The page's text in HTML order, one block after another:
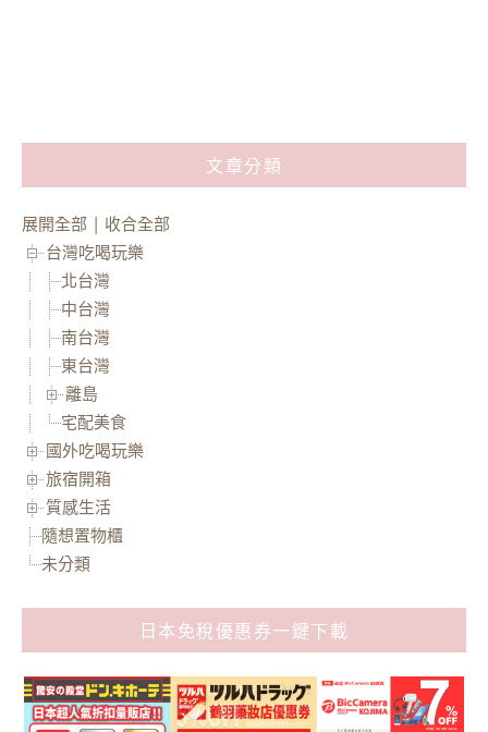
文章分類
展開全部 | 收合全部
台灣吃喝玩樂
北台灣
中台灣
南台灣
東台灣
離島
宅配美食
國外吃喝玩樂
旅宿開箱
質感生活
隨想置物櫃
未分類
日本免稅優惠券一鍵下載